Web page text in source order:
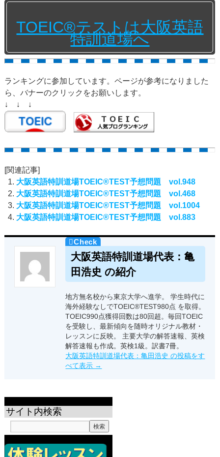
TOEIC®テストは大阪英語
特訓道場へ
ランキングに参加しています。ページが参考になりました
ら、バナーのクリックをお願いします。
↓ ↓ ↓
[関連記事]
大阪英語特訓道場TOEIC®TEST予想問題 vol.948
大阪英語特訓道場TOEIC®TEST予想問題 vol.468
大阪英語特訓道場TOEIC®TEST予想問題 vol.1004
大阪英語特訓道場TOEIC®TEST予想問題 vol.883
大阪英語特訓道場代表：亀
田浩史 の紹介
地方無名校から東京大学へ進学。 学生時代に
海外経験なしでTOEIC®TEST980点 を取得。
TOEIC990点獲得回数は80回超。毎回TOEIC
を受験し、最新傾向を随時オリジナル教材・
レッスンに反映。 主要大学の解答速報、英検
解答速報も作成。英検1級。訳書7冊。
大阪英語特訓道場代表：亀田浩史 の投稿をす
べて表示 →
サイト内検索